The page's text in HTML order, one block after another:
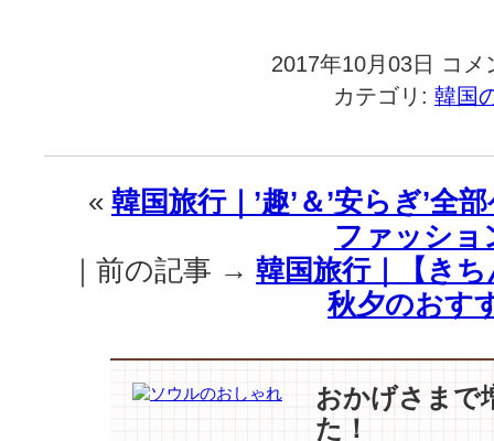
2017年10月03日
韓
国
旅
｜
ソ
ジ
ン
の
深
触
コメ
カテゴリ: 韓国
« 韓国旅行｜’趣’＆’安らぎ’
ファッショ
｜前の記事 → 韓国旅行｜【き
秋夕のおす
おかげさまで
た！